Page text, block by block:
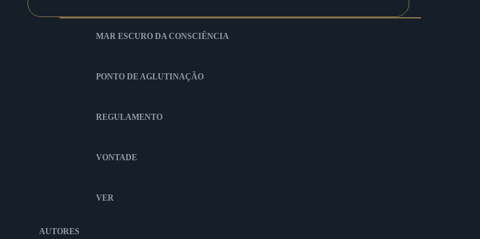
MAR ESCURO DA CONSCIÊNCIA
PONTO DE AGLUTINAÇÃO
REGULAMENTO
VONTADE
VER
AUTORES